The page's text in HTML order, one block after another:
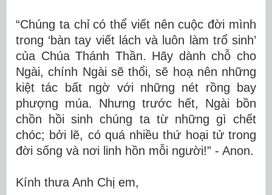
“Chúng ta chỉ có thể viết nên cuộc đời mình
trong ‘bàn tay viết lách và luôn làm trổ sinh’
của Chúa Thánh Thần. Hãy dành chỗ cho
Ngài, chính Ngài sẽ thổi, sẽ hoạ nên những
kiệt tác bất ngờ với những nét rồng bay
phượng múa. Nhưng trước hết, Ngài bồn
chồn hồi sinh chúng ta từ những gì chết
chóc; bởi lẽ, có quá nhiều thứ hoại tử trong
đời sống và nơi linh hồn mỗi người!” - Anon.
Kính thưa Anh Chị em,